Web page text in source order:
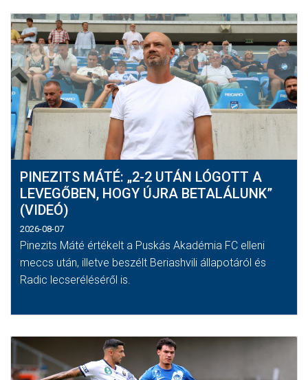
PINEZITS MÁTÉ: „2-2 UTÁN LÓGOTT A
LEVEGŐBEN, HOGY ÚJRA BETALÁLUNK”
(VIDEÓ)
2026-08-07
Pinezits Máté értékelt a Puskás Akadémia FC elleni
meccs után, illetve beszélt Beriashvili állapotáról és
Radic lecseréléséről is.